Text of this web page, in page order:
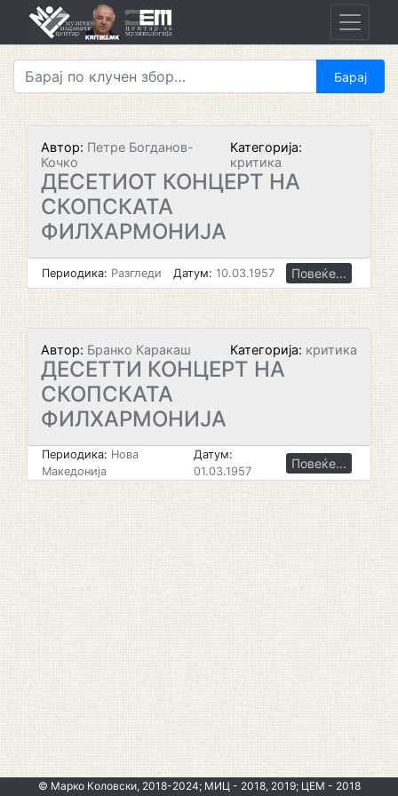
Автор: Петре Богданов-
Кочко
Категорија:
критика
ДЕСЕТИОТ КОНЦЕРТ НА
СКОПСКАТА
ФИЛХАРМОНИЈА
Периодика: Разгледи Датум: 10.03.1957 Повеќе...
Автор: Бранко Каракаш Категорија: критика
ДЕСЕТТИ КОНЦЕРТ НА
СКОПСКАТА
ФИЛХАРМОНИЈА
Периодика: Нова
Македонија
Датум:
01.03.1957
Повеќе...
© Марко Коловски, 2018-2024; МИЦ - 2018, 2019; ЦЕМ - 2018